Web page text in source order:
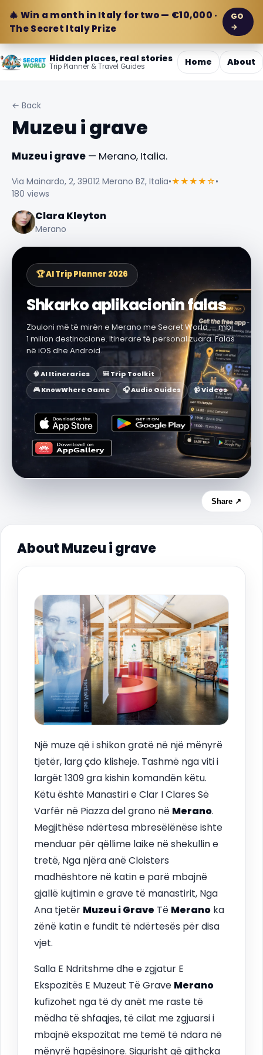
🎄 Win a month in Italy for two — €10,000 ·
The Secret Italy Prize
GO
→
Hidden places, real stories
Trip Planner & Travel Guides Home About
← Back
Muzeu i grave
Muzeu i grave — Merano, Italia.
Via Mainardo, 2, 39012 Merano BZ, Italia•★★★★☆•
180 views
Clara Kleyton
Merano
🏆 AI Trip Planner 2026
Shkarko aplikacionin falas
Zbuloni më të mirën e Merano me Secret World — mbi
1 milion destinacione. Itinerare të personalizuara. Falas
në iOS dhe Android.
🧠 AI Itineraries
🎒 Trip Toolkit
🎮 KnowWhere Game
🎧 Audio Guides 📹 Videos
Share ↗
About Muzeu i grave
Një muze që i shikon gratë në një mënyrë
tjetër, larg çdo klisheje. Tashmë nga viti i
largët 1309 gra kishin komandën këtu.
Këtu është Manastiri e Clar I Clares Së
Varfër në Piazza del grano në Merano.
Megjithëse ndërtesa mbresëlënëse ishte
menduar për qëllime laike në shekullin e
tretë, Nga njëra anë Cloisters
madhështore në katin e parë mbajnë
gjallë kujtimin e grave të manastirit, Nga
Ana tjetër Muzeu i Grave Të Merano ka
zënë katin e fundit të ndërtesës për disa
vjet.
Salla E Ndritshme dhe e zgjatur E
Ekspozitës E Muzeut Të Grave Merano
kufizohet nga të dy anët me raste të
mëdha të shfaqjes, të cilat me zgjuarsi i
mbajnë ekspozitat me temë të ndara në
mënyrë hapësinore. Sigurisht që gjithçka